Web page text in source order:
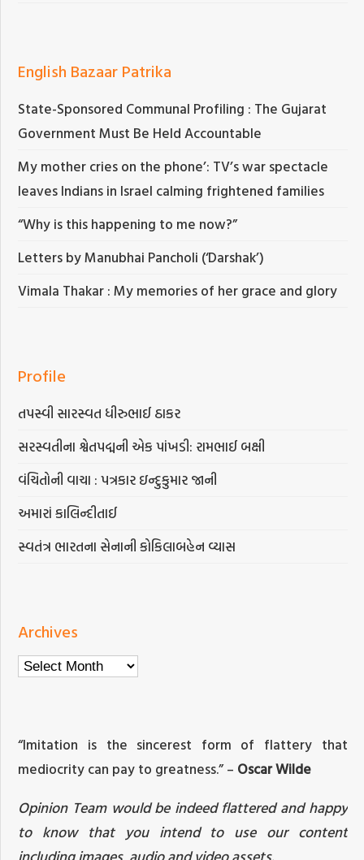
English Bazaar Patrika
State-Sponsored Communal Profiling : The Gujarat
Government Must Be Held Accountable
My mother cries on the phone’: TV’s war spectacle
leaves Indians in Israel calming frightened families
“Why is this happening to me now?”
Letters by Manubhai Pancholi (‘Darshak’)
Vimala Thakar : My memories of her grace and glory
Profile
તપસ્વી સારસ્વત ધીરુભાઈ ઠાકર
સરસ્વતીના શ્વેતપદ્મની એક પાંખડી: રામભાઈ બક્ષી
વંચિતોની વાચા : પત્રકાર ઇન્દુકુમાર જાની
અમારાં કાલિન્દીતાઈ
સ્વતંત્ર ભારતના સેનાની કોકિલાબહેન વ્યાસ
Archives
Archives
“Imitation is the sincerest form of flattery that
mediocrity can pay to greatness.” – Oscar Wilde
Opinion Team would be indeed flattered and happy
to know that you intend to use our content